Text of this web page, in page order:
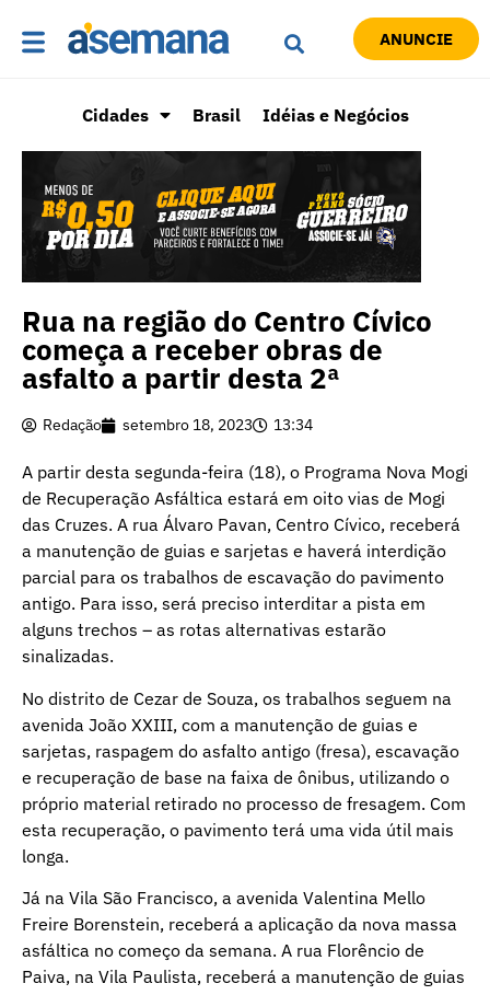
ANUNCIE
Cidades Brasil Idéias e Negócios
Rua na região do Centro Cívico
começa a receber obras de
asfalto a partir desta 2ª
Redação setembro 18, 2023 13:34
A partir desta segunda-feira (18), o Programa Nova Mogi
de Recuperação Asfáltica estará em oito vias de Mogi
das Cruzes. A rua Álvaro Pavan, Centro Cívico, receberá
a manutenção de guias e sarjetas e haverá interdição
parcial para os trabalhos de escavação do pavimento
antigo. Para isso, será preciso interditar a pista em
alguns trechos – as rotas alternativas estarão
sinalizadas.
No distrito de Cezar de Souza, os trabalhos seguem na
avenida João XXIII, com a manutenção de guias e
sarjetas, raspagem do asfalto antigo (fresa), escavação
e recuperação de base na faixa de ônibus, utilizando o
próprio material retirado no processo de fresagem. Com
esta recuperação, o pavimento terá uma vida útil mais
longa.
Já na Vila São Francisco, a avenida Valentina Mello
Freire Borenstein, receberá a aplicação da nova massa
asfáltica no começo da semana. A rua Florêncio de
Paiva, na Vila Paulista, receberá a manutenção de guias